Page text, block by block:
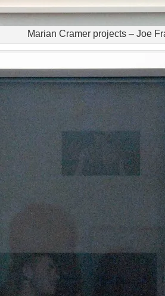
Marian Cramer projects – Joe